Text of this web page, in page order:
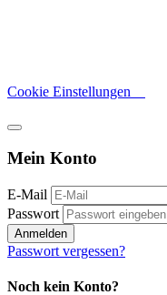
Cookie Einstellungen
Mein Konto
E-Mail
Passwort
Anmelden
Passwort vergessen?
Noch kein Konto?